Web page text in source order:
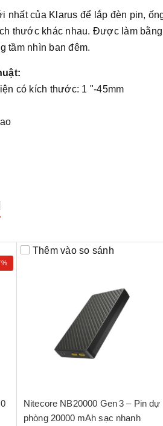
nhất của Klarus để lắp đèn pin,
thước khác nhau. Được làm
tầm nhìn ban đêm.
có kích thước: 1 "-45mm
Thêm vào so sánh
Nitecore NB20000 Gen 3 – Pin dự
phòng 20000 mAh sạc nhanh